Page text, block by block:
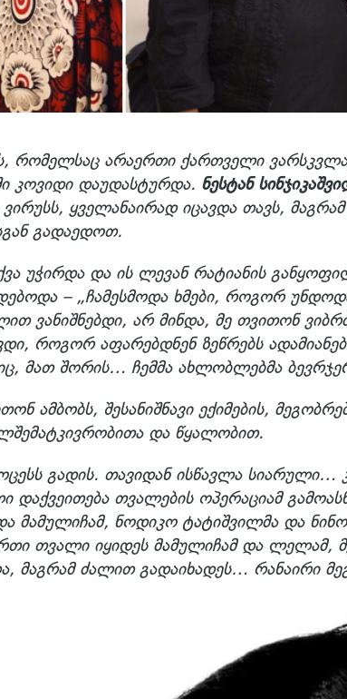
რომელსაც არაერთი ქართველი
კოვიდი დაუდასტურდა. ნესტან
ყველანაირად იცავდა თავს,
გადაედოთ.
უჭირდა და ის ლევან რატიანის
– „ჩამესმოდა ხმები, როგორ
ვანიშნებდი, არ მინდა, მე თვითონ
როგორ აფარებდნენ ზეწრებს
მათ შორის… ჩემმა ახლობლებმა
ამბობს, შესანიშნავი ექიმების,
და წყალობით.
გადის. თავიდან ისწავლა სიარული…
დაქვეითება თვალების ოპერაციამ
მამულიჩამ, ნოდიკო ტატიშვილმა და
თვალი იყიდეს მამულიჩამ და ლელამ,
მაგრამ ძალით გადაიხადეს… რანაირი